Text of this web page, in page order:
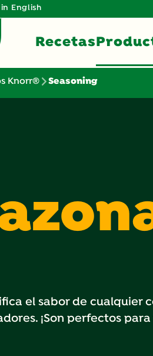
English
Recetas
Knorr® Seasoning
el sabor de cualquier
¡Son perfectos